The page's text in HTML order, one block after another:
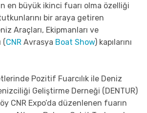
en büyük ikinci fuarı olma özelliği
bir araya getiren
Araçları, Ekipmanları ve
(CNR Avrasya Boat Show) kapılarını
Pozitif Fuarcılık ile Deniz
Geliştirme Derneği (DENTUR)
CNR Expo’da düzenlenen fuarın